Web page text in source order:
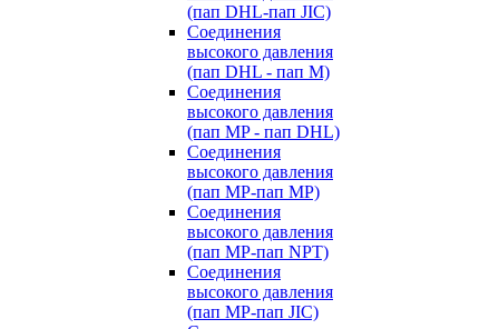
(пап DHL-пап JIC)
Cоединения
высокого давления
(пап DHL - пап M)
Cоединения
высокого давления
(пап MP - пап DHL)
Соединения
высокого давления
(пап MP-пап MP)
Соединения
высокого давления
(пап MP-пап NPT)
Соединения
высокого давления
(пап MP-пап JIC)